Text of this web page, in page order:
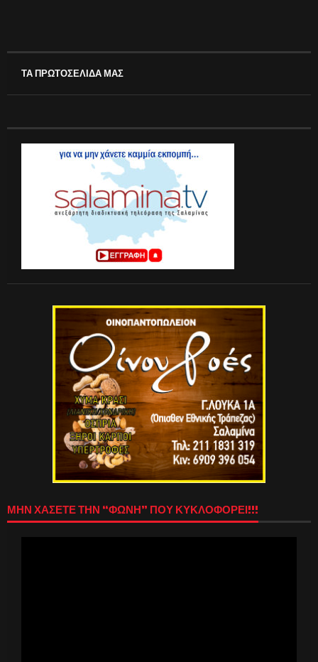
ΤΑ ΠΡΩΤΟΣΕΛΙΔΑ ΜΑΣ
ΜΗΝ ΧΑΣΕΤΕ ΤΗΝ “ΦΩΝΗ” ΠΟΥ ΚΥΚΛΟΦΟΡΕΙ!!!